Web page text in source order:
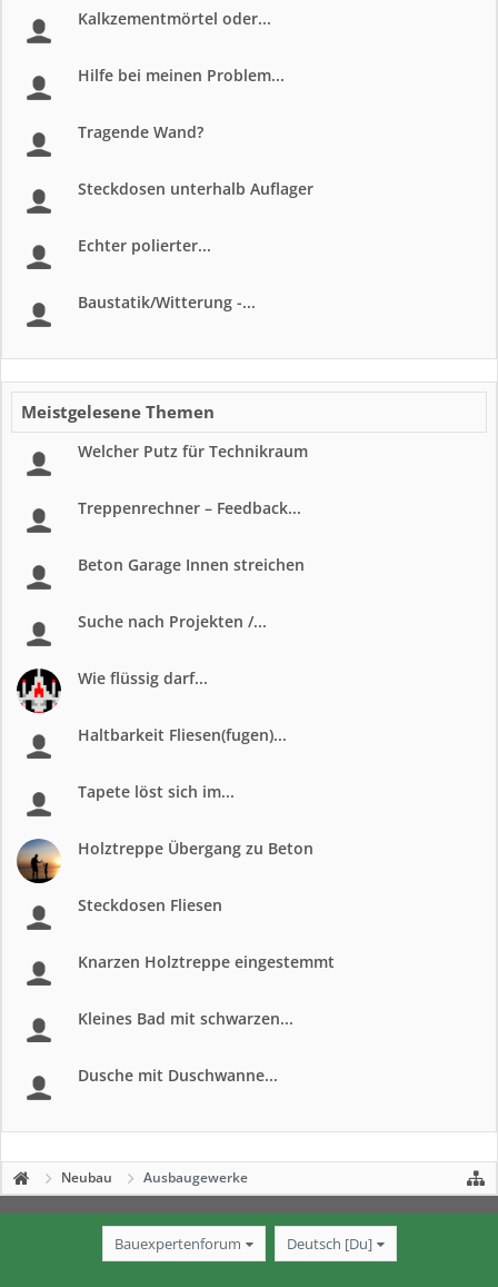
Kalkzementmörtel oder...
Hilfe bei meinen Problem...
Tragende Wand?
Steckdosen unterhalb Auflager
Echter polierter...
Baustatik/Witterung -...
Meistgelesene Themen
Welcher Putz für Technikraum
Treppenrechner – Feedback...
Beton Garage Innen streichen
Suche nach Projekten /...
Wie flüssig darf...
Haltbarkeit Fliesen(fugen)...
Tapete löst sich im...
Holztreppe Übergang zu Beton
Steckdosen Fliesen
Knarzen Holztreppe eingestemmt
Kleines Bad mit schwarzen...
Dusche mit Duschwanne...
Neubau Ausbaugewerke
Bauexpertenforum Deutsch [Du]